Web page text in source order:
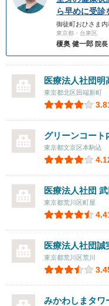
ら早めに受診
御徒町おひさま内
東京都・台東区
榎奥 健一郎 院長
医療法人社団明
東京都北区田端新町
グリーンコート
東京都文京区本駒込
医療法人社団
東京都荒川区町屋
医療法人社団誠
東京都荒川区荒川
みかわしまタワ